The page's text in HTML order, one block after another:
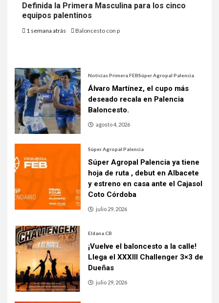
Definida la Primera Masculina para los cinco
equipos palentinos
1 semana atrás Baloncesto con p
Noticias Primera FEBSúper Agropal Palencia
Álvaro Martínez, el cupo más
deseado recala en Palencia
Baloncesto.
agosto 4, 2026
Súper Agropal Palencia
Súper Agropal Palencia ya tiene
hoja de ruta , debut en Albacete
y estreno en casa ante el Cajasol
Coto Córdoba
julio 29, 2026
Eldana CB
¡Vuelve el baloncesto a la calle!
Llega el XXXIII Challenger 3×3 de
Dueñas
julio 29, 2026